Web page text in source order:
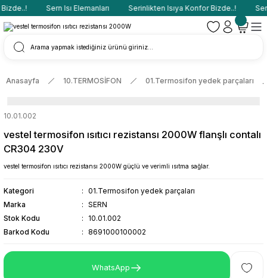
Sern Isı Elemanları Serinlikten Isıya Konfor Bizde..!
Anasayfa 10.TERMOSİFON 01.Termosifon yedek parçaları
10.01.002
vestel termosifon ısıtıcı rezistansı 2000W flanşlı contalı
CR304 230V
vestel termosifon ısıtıcı rezistansı 2000W güçlü ve verimli ısıtma sağlar.
Kategori
01.Termosifon yedek parçaları
Marka
SERN
Stok Kodu
10.01.002
Barkod Kodu
8691000100002
WhatsApp